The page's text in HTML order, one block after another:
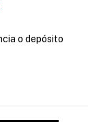
o depósito